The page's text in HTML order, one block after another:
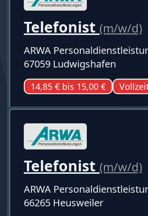
Telefonist (m/w/d)
ARWA
67059 Ludwigshafen
14,85 € bis 15,00 €
Telefonist (m/w/d)
ARWA
66265 Heusweiler